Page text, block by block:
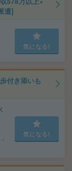
遣]
気になる!
付き添いも
気になる!